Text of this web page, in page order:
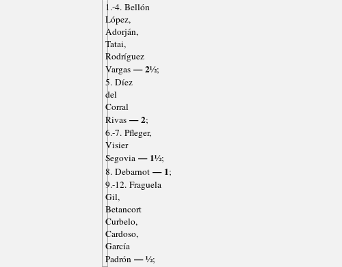
1.-4. Bellón
López,
Adorján,
Tatai,
Rodríguez
Vargas— 2½;
5. Díez
del
Corral
Rivas— 2;
6.-7. Pfleger,
Visier
Segovia— 1½;
8. Debarnot— 1;
9.-12. Fraguela
Gil,
Betancort
Curbelo,
Cardoso,
García
Padrón— ½;